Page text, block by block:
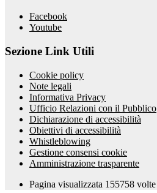
Facebook
Youtube
Sezione Link Utili
Cookie policy
Note legali
Informativa Privacy
Ufficio Relazioni con il Pubblico
Dichiarazione di accessibilità
Obiettivi di accessibilità
Whistleblowing
Gestione consensi cookie
Amministrazione trasparente
Pagina visualizzata 155758 volte